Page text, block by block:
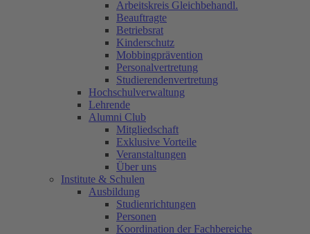
Arbeitskreis Gleichbehandl.
Beauftragte
Betriebsrat
Kinderschutz
Mobbingprävention
Personalvertretung
Studierendenvertretung
Hochschulverwaltung
Lehrende
Alumni Club
Mitgliedschaft
Exklusive Vorteile
Veranstaltungen
Über uns
Institute & Schulen
Ausbildung
Studienrichtungen
Personen
Koordination der Fachbereiche